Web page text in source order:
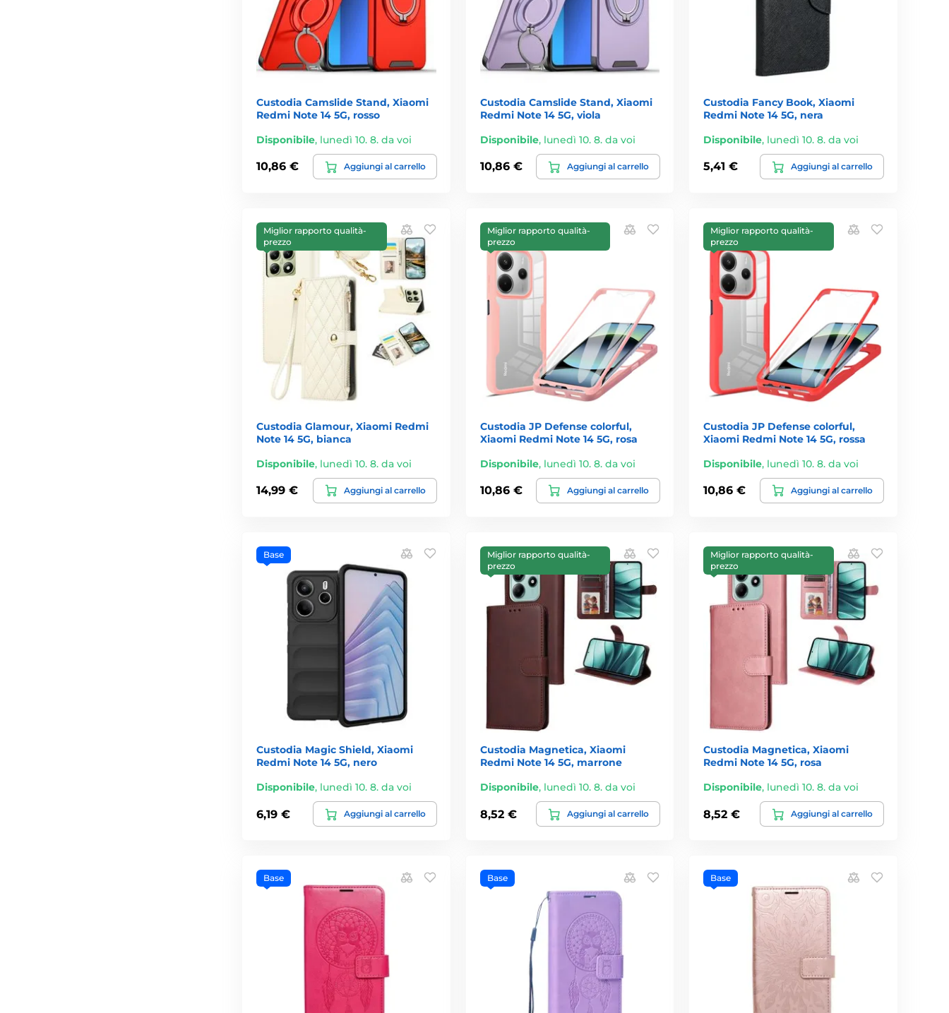
Custodia Camslide Stand, Xiaomi
Redmi Note 14 5G, rosso
Disponibile, lunedì 10. 8. da voi
10,86 € Aggiungi al carrello
Custodia Camslide Stand, Xiaomi
Redmi Note 14 5G, viola
Disponibile, lunedì 10. 8. da voi
10,86 € Aggiungi al carrello
Custodia Fancy Book, Xiaomi
Redmi Note 14 5G, nera
Disponibile, lunedì 10. 8. da voi
5,41 € Aggiungi al carrello
Miglior rapporto qualità-
prezzo
Custodia Glamour, Xiaomi Redmi
Note 14 5G, bianca
Disponibile, lunedì 10. 8. da voi
14,99 € Aggiungi al carrello
Miglior rapporto qualità-
prezzo
Custodia JP Defense colorful,
Xiaomi Redmi Note 14 5G, rosa
Disponibile, lunedì 10. 8. da voi
10,86 € Aggiungi al carrello
Miglior rapporto qualità-
prezzo
Custodia JP Defense colorful,
Xiaomi Redmi Note 14 5G, rossa
Disponibile, lunedì 10. 8. da voi
10,86 € Aggiungi al carrello
Base
Custodia Magic Shield, Xiaomi
Redmi Note 14 5G, nero
Disponibile, lunedì 10. 8. da voi
6,19 € Aggiungi al carrello
Miglior rapporto qualità-
prezzo
Custodia Magnetica, Xiaomi
Redmi Note 14 5G, marrone
Disponibile, lunedì 10. 8. da voi
8,52 € Aggiungi al carrello
Miglior rapporto qualità-
prezzo
Custodia Magnetica, Xiaomi
Redmi Note 14 5G, rosa
Disponibile, lunedì 10. 8. da voi
8,52 € Aggiungi al carrello
Base Base Base